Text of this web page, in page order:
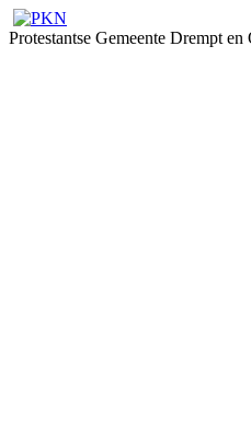
Protestantse Gemeente Drempt